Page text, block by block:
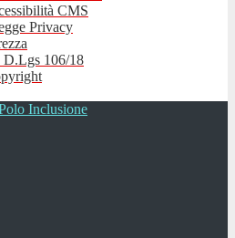
CMS
Privacy
106/18
Inclusione